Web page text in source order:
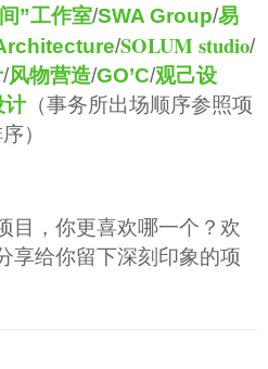
”工作室/SWA Group/易
/SOLUM studio/
/风物营造/GO’C/观己设
计（事务所出场顺序参照项
）
目，你更喜欢哪一个？欢
享给你留下深刻印象的项